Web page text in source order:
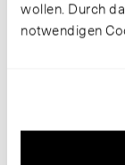
wollen. Durch
notwendigen
Gehäusefarbe
Farbwiedergabe